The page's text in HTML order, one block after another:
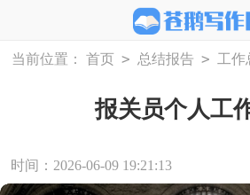
当前位置： 首页 > 总结报告 > 工作
报关员个人工
时间：2026-06-09 19:21:13